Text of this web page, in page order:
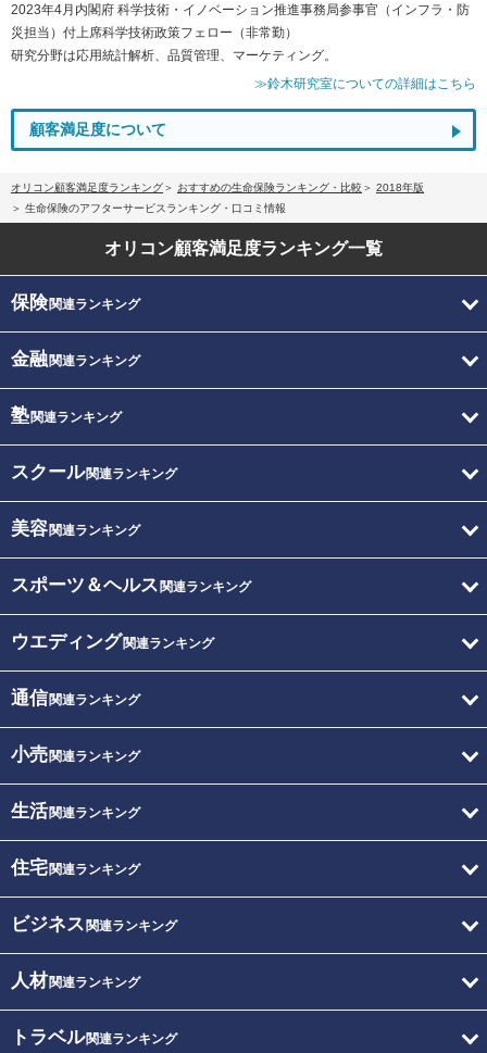
2023年4月内閣府 科学技術・イノベーション推進事務局参事官（インフラ・防
災担当）付上席科学技術政策フェロー（非常勤）
研究分野は応用統計解析、品質管理、マーケティング。
≫鈴木研究室についての詳細はこちら
顧客満足度について
オリコン顧客満足度ランキング おすすめの生命保険ランキング・比較
2018年版
生命保険のアフターサービスランキング・口コミ情報
オリコン顧客満足度ランキング一覧
保険関連ランキング
金融関連ランキング
塾関連ランキング
スクール関連ランキング
美容関連ランキング
スポーツ＆ヘルス 関連ランキング
ウエディング関連ランキング
通信関連ランキング
小売関連ランキング
生活関連ランキング
住宅関連ランキング
ビジネス 関連ランキング
人材関連ランキング
トラベル関連ランキング